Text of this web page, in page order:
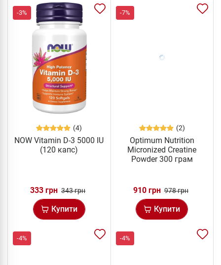
-3%
(4)
NOW Vitamin D-3 5000 IU
(120 капс)
333 грн 343 грн
Купити
-7%
(2)
Optimum Nutrition
Micronized Creatine
Powder 300 грам
910 грн 978 грн
Купити
-4% -4%